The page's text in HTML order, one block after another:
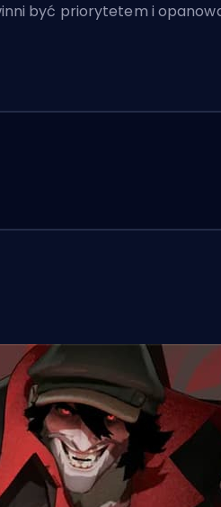
być priorytetem i